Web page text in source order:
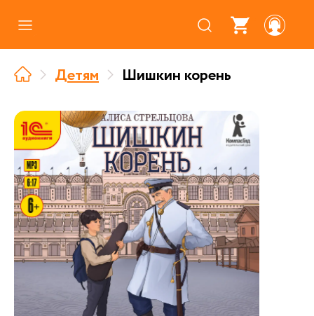
Где купить
Про аудиокниги
О нас
Партнерам
Детям Шишкин корень